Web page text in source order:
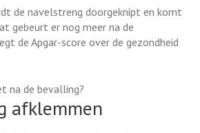
de navelstreng doorgeknipt en komt
gebeurt er nog meer na de
de Apgar-score over de gezondheid
afklemmen